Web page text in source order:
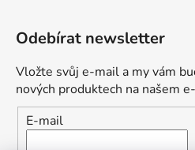
Odebírat newsletter
Vložte svůj e-mail a my vám
nových produktech na našem
E-mail